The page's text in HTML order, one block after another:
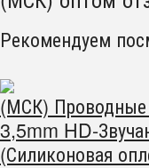
Рекомендуем
(МСК)
3,5mm HD-
(Силиконовая